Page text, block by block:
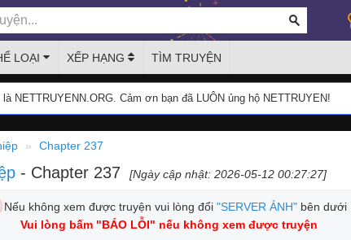
LOẠI XẾP HẠNG TÌM TRUYỆN
NETTRUYENN.ORG. Cảm ơn bạn đã LUÔN ủng hộ NETTRUYEN!
Chapter 237
- Chapter 237 [Ngày cập nhật: 2026-05-12 00:27:27]
Nếu không xem được truyện vui lòng đổi "SERVER ẢNH" bên dưới
Vui lòng bấm "BÁO LỖI" nếu không xem được truyện